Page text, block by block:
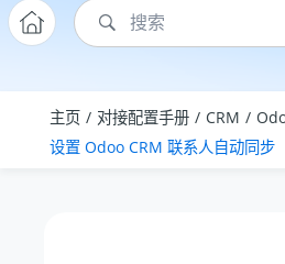
主页 对接配置手册 CRM
设置 Odoo CRM 联系人自动同步